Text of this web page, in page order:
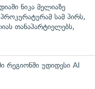
ნიკა მელიაზე
პროკურატურამ სამ პირს,
თანაპარტიელებს,
რეგიონში უდიდესი AI